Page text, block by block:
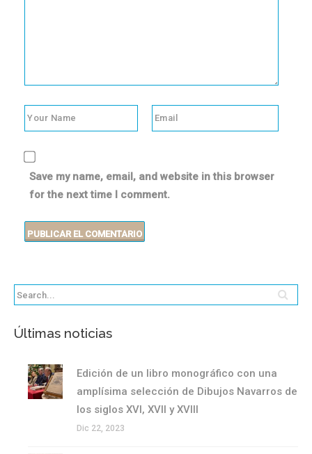
Save my name, email, and website in this browser
for the next time I comment.
Últimas noticias
Edición de un libro monográfico con una
amplísima selección de Dibujos Navarros de
los siglos XVI, XVII y XVIII
Dic 22, 2023